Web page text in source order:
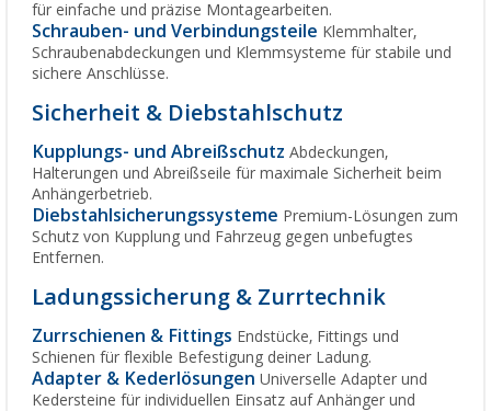
für einfache und präzise Montagearbeiten.
Schrauben- und Verbindungsteile Klemmhalter,
Schraubenabdeckungen und Klemmsysteme für stabile und
sichere Anschlüsse.
Sicherheit & Diebstahlschutz
Kupplungs- und Abreißschutz Abdeckungen,
Halterungen und Abreißseile für maximale Sicherheit beim
Anhängerbetrieb.
Diebstahlsicherungssysteme Premium-Lösungen zum
Schutz von Kupplung und Fahrzeug gegen unbefugtes
Entfernen.
Ladungssicherung & Zurrtechnik
Zurrschienen & Fittings Endstücke, Fittings und
Schienen für flexible Befestigung deiner Ladung.
Adapter & Kederlösungen Universelle Adapter und
Kedersteine für individuellen Einsatz auf Anhänger und